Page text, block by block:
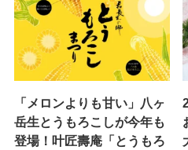
「メロンよりも甘い」八ヶ
岳生とうもろこしが今年も
登場！叶匠壽庵「とうもろ